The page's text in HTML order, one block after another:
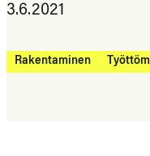
3.6.2021
Rakentaminen